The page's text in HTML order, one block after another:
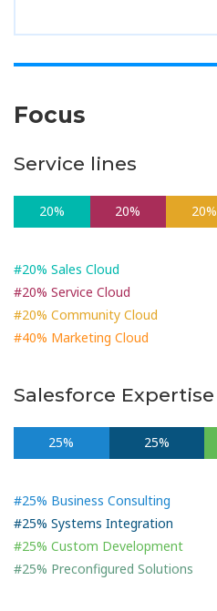
Focus
Service lines
20% 20% 20%
#20% Sales Cloud
#20% Service Cloud
#20% Community Cloud
#40% Marketing Cloud
Salesforce Expertise
25% 25%
#25% Business Consulting
#25% Systems Integration
#25% Custom Development
#25% Preconfigured Solutions